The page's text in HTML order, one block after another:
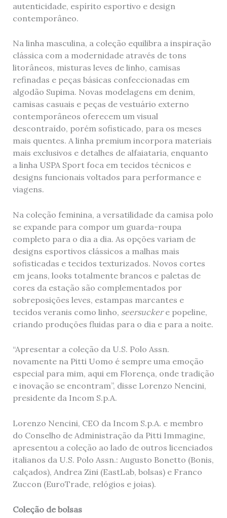
autenticidade, espírito esportivo e design
contemporâneo.
Na linha masculina, a coleção equilibra a inspiração
clássica com a modernidade através de tons
litorâneos, misturas leves de linho, camisas
refinadas e peças básicas confeccionadas em
algodão Supima. Novas modelagens em denim,
camisas casuais e peças de vestuário externo
contemporâneos oferecem um visual
descontraído, porém sofisticado, para os meses
mais quentes. A linha premium incorpora materiais
mais exclusivos e detalhes de alfaiataria, enquanto
a linha USPA Sport foca em tecidos técnicos e
designs funcionais voltados para performance e
viagens.
Na coleção feminina, a versatilidade da camisa polo
se expande para compor um guarda-roupa
completo para o dia a dia. As opções variam de
designs esportivos clássicos a malhas mais
sofisticadas e tecidos texturizados. Novos cortes
em jeans, looks totalmente brancos e paletas de
cores da estação são complementados por
sobreposições leves, estampas marcantes e
tecidos veranis como linho, seersuckere popeline,
criando produções fluidas para o dia e para a noite.
“Apresentar a coleção da U.S. Polo Assn.
novamente na Pitti Uomo é sempre uma emoção
especial para mim, aqui em Florença, onde tradição
e inovação se encontram”, disse Lorenzo Nencini,
presidente da Incom S.p.A.
Lorenzo Nencini, CEO da Incom S.p.A. e membro
do Conselho de Administração da Pitti Immagine,
apresentou a coleção ao lado de outros licenciados
italianos da U.S. Polo Assn.: Augusto Bonetto (Bonis,
calçados), Andrea Zini (EastLab, bolsas) e Franco
Zuccon (EuroTrade, relógios e joias).
Coleção de bolsas